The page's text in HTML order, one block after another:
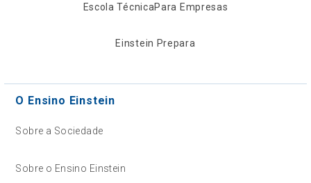
Escola TécnicaPara Empresas
Einstein Prepara
O Ensino Einstein
Sobre a Sociedade
Sobre o Ensino Einstein